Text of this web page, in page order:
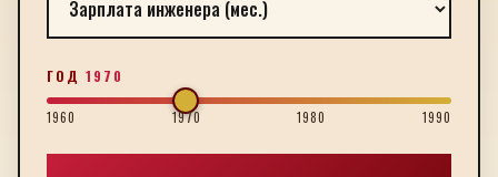
ГОД 1970
1960 1970 1980 1990